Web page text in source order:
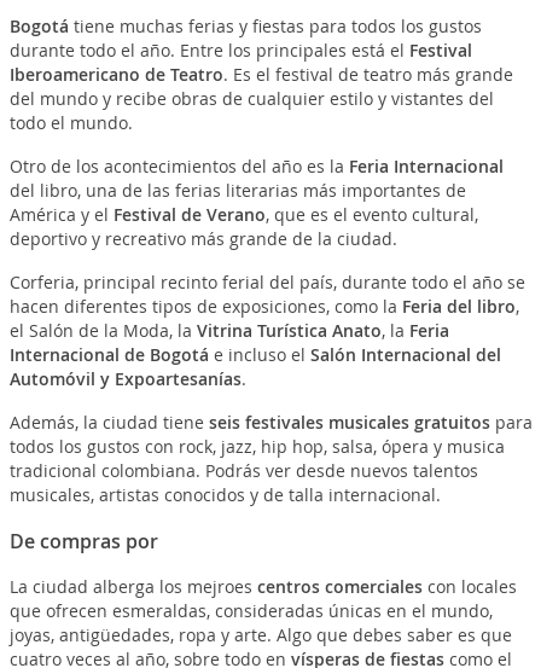
Bogotá tiene muchas ferias y fiestas para todos los gustos
durante todo el año. Entre los principales está el Festival
Iberoamericano de Teatro. Es el festival de teatro más grande
del mundo y recibe obras de cualquier estilo y vistantes del
todo el mundo.
Otro de los acontecimientos del año es la Feria Internacional
del libro, una de las ferias literarias más importantes de
América y el Festival de Verano, que es el evento cultural,
deportivo y recreativo más grande de la ciudad.
Corferia, principal recinto ferial del país, durante todo el año se
hacen diferentes tipos de exposiciones, como la Feria del libro,
el Salón de la Moda, la Vitrina Turística Anato, la Feria
Internacional de Bogotá e incluso el Salón Internacional del
Automóvil y Expoartesanías.
Además, la ciudad tiene seis festivales musicales gratuitospara
todos los gustos con rock, jazz, hip hop, salsa, ópera y musica
tradicional colombiana. Podrás ver desde nuevos talentos
musicales, artistas conocidos y de talla internacional.
De compras por
La ciudad alberga los mejroes centros comercialescon locales
que ofrecen esmeraldas, consideradas únicas en el mundo,
joyas, antigüedades, ropa y arte. Algo que debes saber es que
cuatro veces al año, sobre todo en vísperas de fiestas como el